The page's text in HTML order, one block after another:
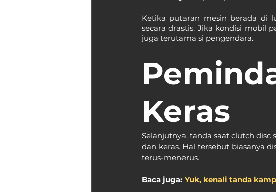
Ketika putaran mesin berada di
secara drastis. Jika kondisi mobil
juga terutama si pengendara.
Keras
Selanjutnya, tanda saat clutch
dan keras. Hal tersebut biasanya
terus-menerus.
Baca juga: Yuk, kenali tanda